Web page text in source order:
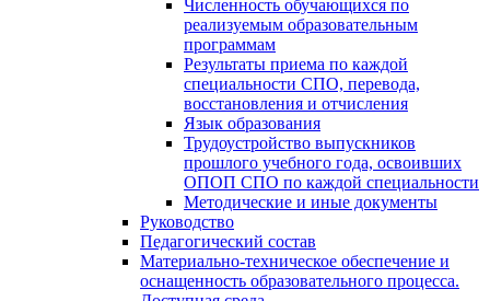
Численность обучающихся по
реализуемым образовательным
программам
Результаты приема по каждой
специальности СПО, перевода,
восстановления и отчисления
Язык образования
Трудоустройство выпускников
прошлого учебного года, освоивших
ОПОП СПО по каждой специальности
Методические и иные документы
Руководство
Педагогический состав
Материально-техническое обеспечение и
оснащенность образовательного процесса.